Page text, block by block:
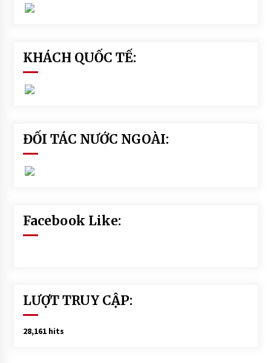
KHÁCH QUỐC TẾ:
ĐỐI TÁC NƯỚC NGOÀI:
Facebook Like:
LƯỢT TRUY CẬP:
28,161 hits